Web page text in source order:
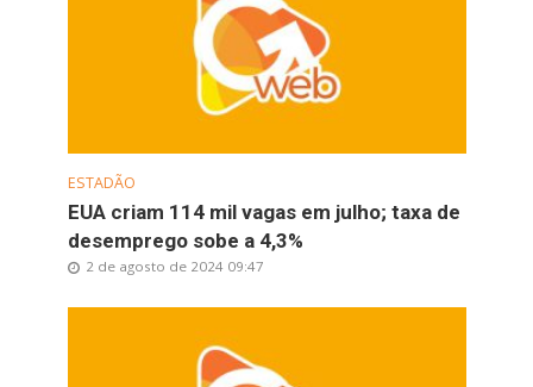
ESTADÃO
EUA criam 114 mil vagas em julho; taxa de
desemprego sobe a 4,3%
2 de agosto de 2024 09:47